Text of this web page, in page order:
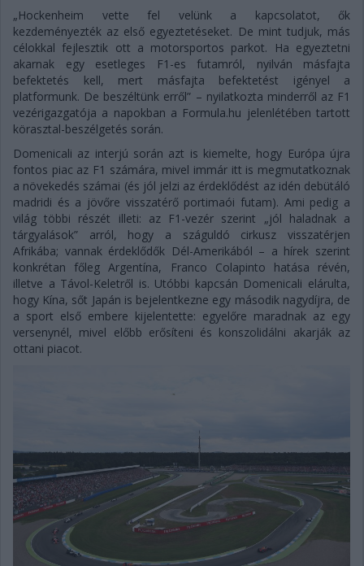
„Hockenheim vette fel velünk a kapcsolatot, ők
kezdeményezték az első egyeztetéseket. De mint tudjuk, más
célokkal fejlesztik ott a motorsportos parkot. Ha egyeztetni
akarnak egy esetleges F1-es futamról, nyilván másfajta
befektetés kell, mert másfajta befektetést igényel a
platformunk. De beszéltünk erről” – nyilatkozta minderről az F1
vezérigazgatója a napokban a Formula.hu jelenlétében tartott
körasztal-beszélgetés során.
Domenicali az interjú során azt is kiemelte, hogy Európa újra
fontos piac az F1 számára, mivel immár itt is megmutatkoznak
a növekedés számai (és jól jelzi az érdeklődést az idén debütáló
madridi és a jövőre visszatérő portimaói futam). Ami pedig a
világ többi részét illeti: az F1-vezér szerint „jól haladnak a
tárgyalások” arról, hogy a száguldó cirkusz visszatérjen
Afrikába; vannak érdeklődők Dél-Amerikából – a hírek szerint
konkrétan főleg Argentína, Franco Colapinto hatása révén,
illetve a Távol-Keletről is. Utóbbi kapcsán Domenicali elárulta,
hogy Kína, sőt Japán is bejelentkezne egy második nagydíjra, de
a sport első embere kijelentette: egyelőre maradnak az egy
versenynél, mivel előbb erősíteni és konszolidálni akarják az
ottani piacot.